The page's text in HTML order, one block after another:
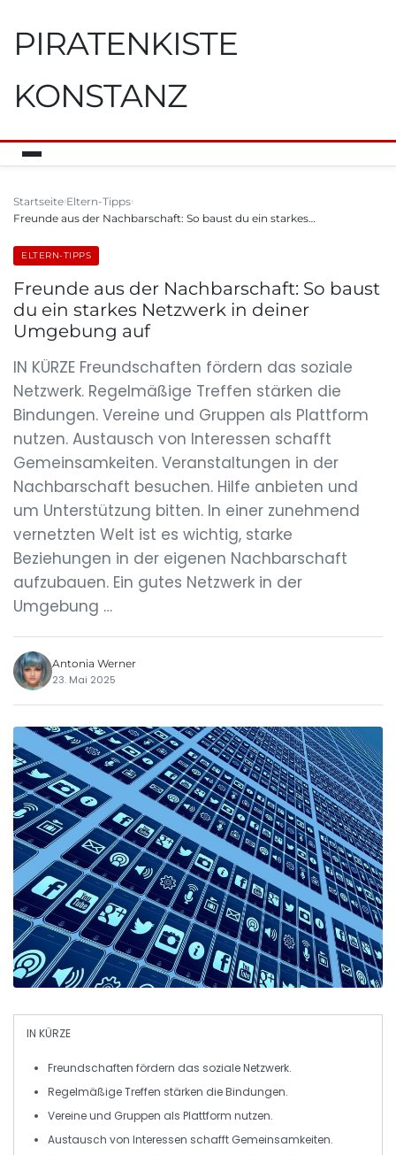
PIRATENKISTE
KONSTANZ
Startseite Eltern-Tipps
Freunde aus der Nachbarschaft: So baust du ein starkes…
ELTERN-TIPPS
Freunde aus der Nachbarschaft: So baust
du ein starkes Netzwerk in deiner
Umgebung auf
IN KÜRZE Freundschaften fördern das soziale
Netzwerk. Regelmäßige Treffen stärken die
Bindungen. Vereine und Gruppen als Plattform
nutzen. Austausch von Interessen schafft
Gemeinsamkeiten. Veranstaltungen in der
Nachbarschaft besuchen. Hilfe anbieten und
um Unterstützung bitten. In einer zunehmend
vernetzten Welt ist es wichtig, starke
Beziehungen in der eigenen Nachbarschaft
aufzubauen. Ein gutes Netzwerk in der
Umgebung …
Antonia Werner
23. Mai 2025
IN KÜRZE
Freundschaften fördern das soziale Netzwerk.
RegelmäßigeTreffen stärken die Bindungen.
Vereineund Gruppen als Plattform nutzen.
Austausch von Interessen schafft Gemeinsamkeiten.